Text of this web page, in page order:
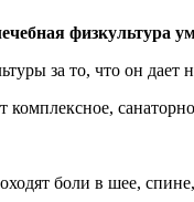
физкультура
за то, что он дает
комплексное,
боли в шее,